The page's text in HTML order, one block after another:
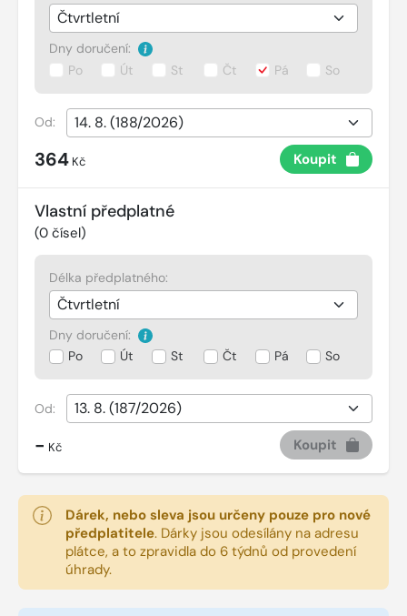
Dny doručení:
Po
Út St Čt Pá So
Od:
364 Kč Koupit
Vlastní předplatné
(0 čísel)
Délka předplatného:
Dny doručení:
Po
Út St Čt Pá So
Od:
- Kč Koupit
Dárek, nebo sleva jsou určeny pouze pro nové
předplatitele. Dárky jsou odesílány na adresu
plátce, a to zpravidla do 6 týdnů od provedení
úhrady.